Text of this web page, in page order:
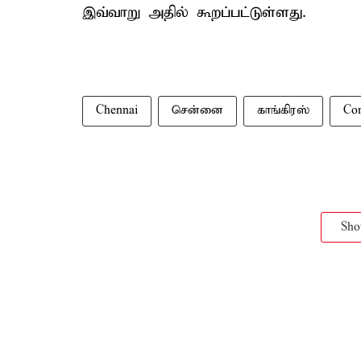
இவ்வாறு அதில் கூறப்பட்டுள்ளது.
Chennai சென்னை காங்கிரஸ்